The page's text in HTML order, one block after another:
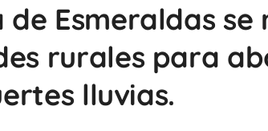
Esmeraldas se
rurales para
lluvias.